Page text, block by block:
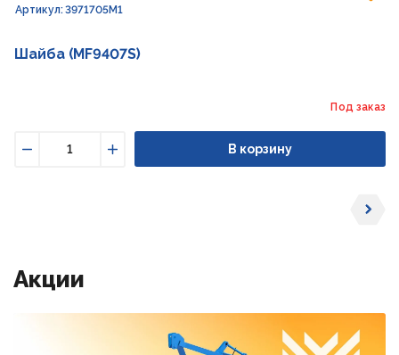
Артикул: 3971705M1
Шайба (MF9407S)
Под заказ
Увеличить
В корзину
Акции